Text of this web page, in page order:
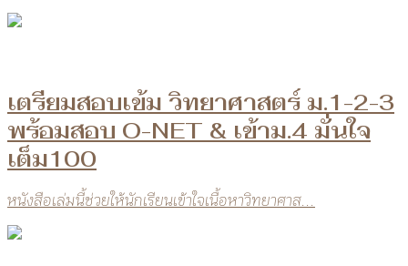
เตรียมสอบเข้ม วิทยาศาสตร์ ม.1-2-3
พร้อมสอบ O-NET & เข้าม.4 มั่นใจ
เต็ม100
หนังสือเล่มนี้ช่วยให้นักเรียนเข้าใจเนื้อหาวิทยาศาส...